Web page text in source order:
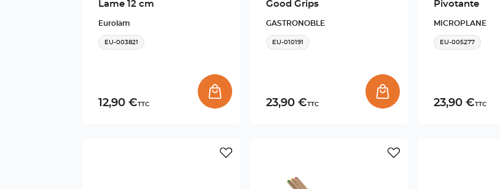
Lame 12 cm
Eurolam
EU-003821
12,90 €TTC
Good Grips
GASTRONOBLE
EU-010191
23,90 €TTC
Pivotante
MICROPLANE
EU-005277
23,90 €TTC
Adresse e-mail *
Valider